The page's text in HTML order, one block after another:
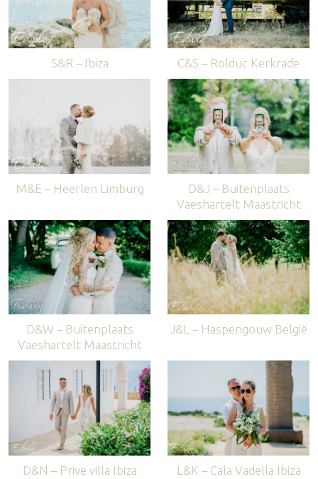
S&R – Ibiza C&S – Rolduc Kerkrade
M&E – Heerlen Limburg
D&J – Buitenplaats
Vaeshartelt Maastricht
D&W – Buitenplaats
Vaeshartelt Maastricht
J&L – Haspengouw België
D&N – Prive villa Ibiza L&K – Cala Vadella Ibiza